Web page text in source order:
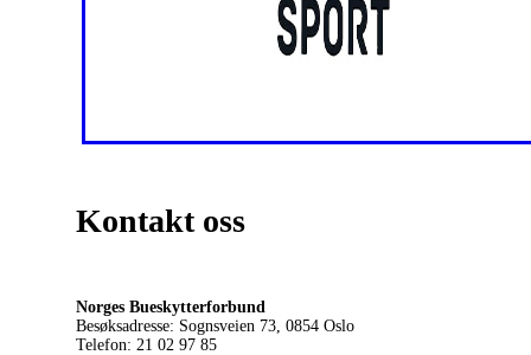
Kontakt oss
Norges Bueskytterforbund
Besøksadresse: Sognsveien 73, 0854 Oslo
Telefon: 21 02 97 85